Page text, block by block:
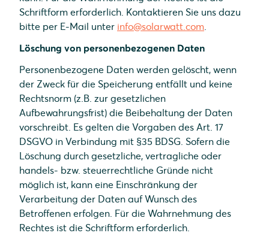
Schriftform erforderlich. Kontaktieren Sie uns dazu
bitte per E-Mail unter info@solarwatt.com.
Löschung von personenbezogenen Daten
Personenbezogene Daten werden gelöscht, wenn
der Zweck für die Speicherung entfällt und keine
Rechtsnorm (z.B. zur gesetzlichen
Aufbewahrungsfrist) die Beibehaltung der Daten
vorschreibt. Es gelten die Vorgaben des Art. 17
DSGVO in Verbindung mit §35 BDSG. Sofern die
Löschung durch gesetzliche, vertragliche oder
handels- bzw. steuerrechtliche Gründe nicht
möglich ist, kann eine Einschränkung der
Verarbeitung der Daten auf Wunsch des
Betroffenen erfolgen. Für die Wahrnehmung des
Rechtes ist die Schriftform erforderlich.